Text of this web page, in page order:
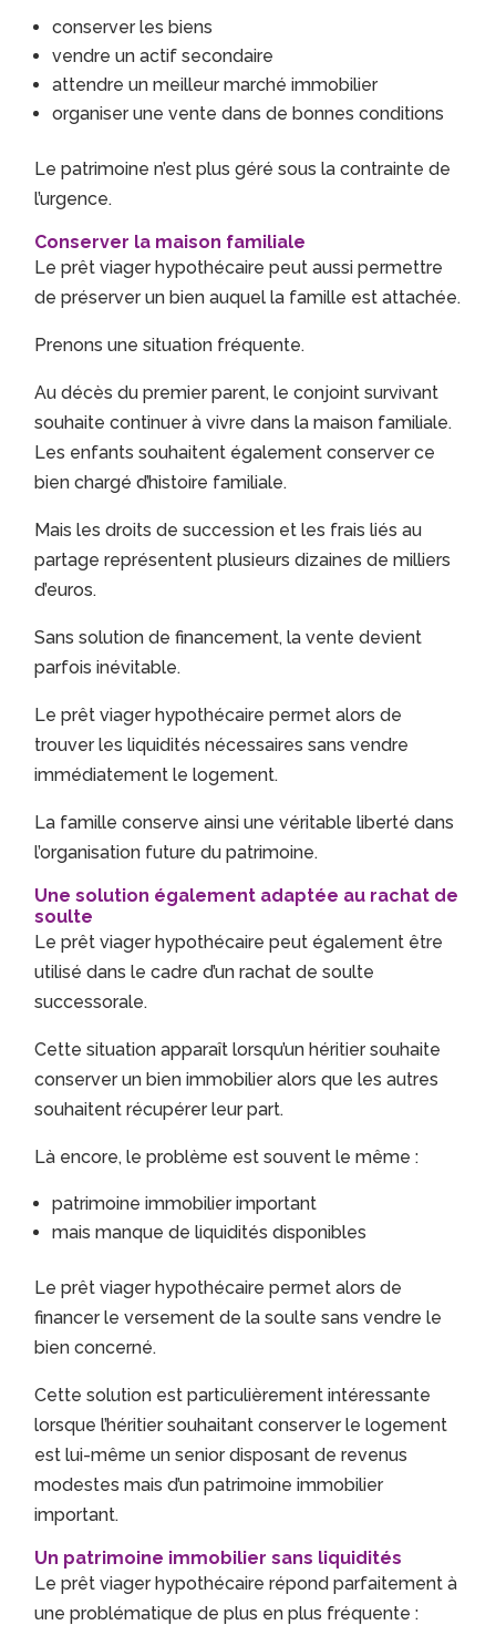
conserver les biens
vendre un actif secondaire
attendre un meilleur marché immobilier
organiser une vente dans de bonnes conditions
Le patrimoine n’est plus géré sous la contrainte de
l’urgence.
Conserver la maison familiale
Le prêt viager hypothécaire peut aussi permettre
de préserver un bien auquel la famille est attachée.
Prenons une situation fréquente.
Au décès du premier parent, le conjoint survivant
souhaite continuer à vivre dans la maison familiale.
Les enfants souhaitent également conserver ce
bien chargé d’histoire familiale.
Mais les droits de succession et les frais liés au
partage représentent plusieurs dizaines de milliers
d’euros.
Sans solution de financement, la vente devient
parfois inévitable.
Le prêt viager hypothécaire permet alors de
trouver les liquidités nécessaires sans vendre
immédiatement le logement.
La famille conserve ainsi une véritable liberté dans
l’organisation future du patrimoine.
Une solution également adaptée au rachat de
soulte
Le prêt viager hypothécaire peut également être
utilisé dans le cadre d’un rachat de soulte
successorale.
Cette situation apparaît lorsqu’un héritier souhaite
conserver un bien immobilier alors que les autres
souhaitent récupérer leur part.
Là encore, le problème est souvent le même :
patrimoine immobilier important
mais manque de liquidités disponibles
Le prêt viager hypothécaire permet alors de
financer le versement de la soulte sans vendre le
bien concerné.
Cette solution est particulièrement intéressante
lorsque l’héritier souhaitant conserver le logement
est lui-même un senior disposant de revenus
modestes mais d’un patrimoine immobilier
important.
Un patrimoine immobilier sans liquidités
Le prêt viager hypothécaire répond parfaitement à
une problématique de plus en plus fréquente :